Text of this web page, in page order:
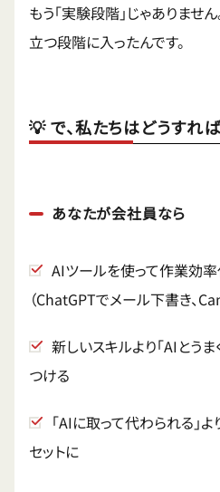
もう「実験段階」じゃありませ
立つ段階に入ったんです。
💡 で、私たちはどうすれ
あなたが会社員なら
AIツールを使って作業効
（ChatGPTでメール下書き、
新しいスキルより「AIとう
つける
「AIに取って代わられる」よ
セットに